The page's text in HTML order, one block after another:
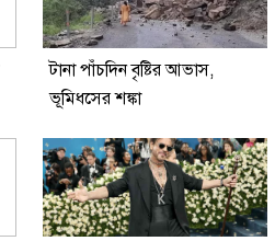
টানা পাঁচদিন বৃষ্টির আভাস,
ভূমিধসের শঙ্কা